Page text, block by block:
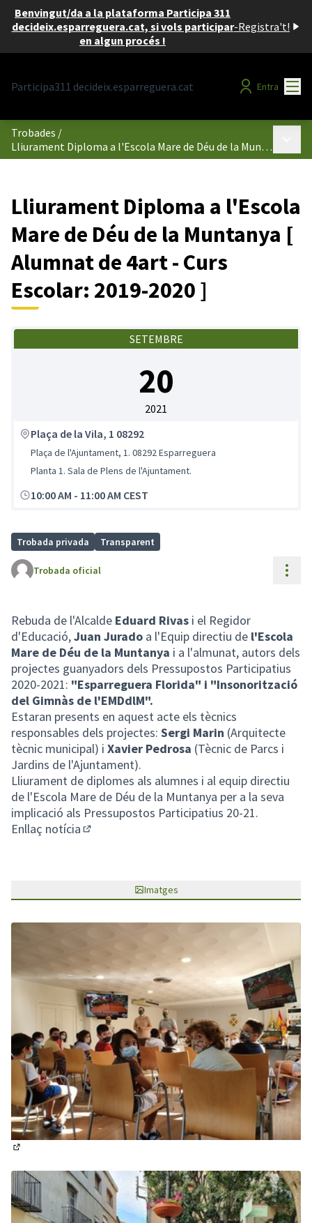
Benvingut/da a la plataforma Participa 311
decideix.esparreguera.cat, si vols participar
en algun procés !
-Registra't!
Participa311 decideix.esparreguera.cat Entra
Trobades /
Lliurament Diploma a l'Escola Mare de Déu de la Muntanya [ Alumnat de 4art - Curs Escolar: 2019-2020 ]
Lliurament Diploma a l'Escola
Mare de Déu de la Muntanya [
Alumnat de 4art - Curs
Escolar: 2019-2020 ]
SETEMBRE
20
2021
Plaça de la Vila, 1 08292
Plaça de l'Ajuntament, 1. 08292 Esparreguera
Planta 1. Sala de Plens de l'Ajuntament.
10:00 AM - 11:00 AM CEST
Trobada privada Transparent
Trobada oficial
Rebuda de l'Alcalde Eduard Rivas i el Regidor
d'Educació,Juan Jurado a l'Equip directiu de l'Escola
Mare de Déu de la Muntanya i a l'almunat, autors dels
projectes guanyadors dels Pressupostos Participatius
2020-2021: "Esparreguera Florida" i "Insonorització
del Gimnàs de l'EMDdlM".
Estaran presents en aquest acte els tècnics
responsables dels projectes: Sergi Marin (Arquitecte
tècnic municipal) i Xavier Pedrosa (Tècnic de Parcs i
Jardins de l'Ajuntament).
Lliurament de diplomes als alumnes i al equip directiu
de l'Escola Mare de Déu de la Muntanya per a la seva
implicació als Pressupostos Participatius 20-21.
Enllaç notícia
Imatges